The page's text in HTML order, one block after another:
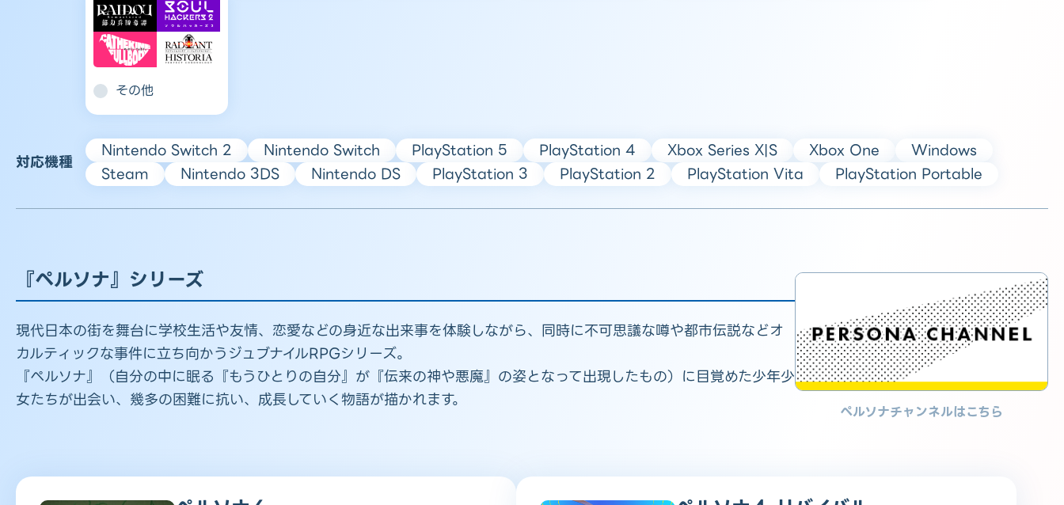
その他
対応機種
Nintendo Switch 2 Nintendo Switch PlayStation 5 PlayStation 4 Xbox Series X|S Xbox One
Windows
Steam
Nintendo 3DS Nintendo DS PlayStation 3 PlayStation 2 PlayStation Vita PlayStation Portable
『ペルソナ』シリーズ
現代日本の街を舞台に学校生活や友情、恋愛などの身近な出来事を体験しながら、同時に不可思議な噂や都市伝説などオ
カルティックな事件に立ち向かうジュブナイルRPGシリーズ。
『ペルソナ』（自分の中に眠る『もうひとりの自分』が『伝来の神や悪魔』の姿となって出現したもの）に目覚めた少年少
女たちが出会い、幾多の困難に抗い、成長していく物語が描かれます。
ペルソナチャンネルはこちら